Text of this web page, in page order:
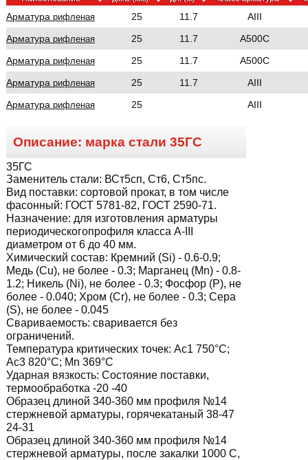
Арматура рифленая 25 11.7
AIII
Арматура рифленая 25 11.7
A500C
Арматура рифленая 25 11.7
A500C
Арматура рифленая 25 11.7
AIII
Арматура рифленая 25 AIII
Описание: марка стали 35ГС
35ГС
Заменитель стали: ВСт5сп, Ст6, Ст5пс.
Вид поставки: сортовой прокат, в том числе
фасонный: ГОСТ 5781-82, ГОСТ 2590-71.
Назначение: для изготовления арматуры
периодическогопрофиля класса A-III
диаметром от 6 до 40 мм.
Химический состав: Кремний (Si) - 0.6-0.9;
Медь (Cu), не более - 0.3; Марганец (Mn) - 0.8-
1.2; Никель (Ni), не более - 0.3; Фосфор (P), не
более - 0.040; Хром (Cr), не более - 0.3; Сера
(S), не более - 0.045
Свариваемость: сваривается без
ограничений.
Температура критических точек: Ac1 750°С;
Ac3 820°С; Mn 369°С
Ударная вязкость: Состояние поставки,
термообработка -20 -40
Образец длиной 340-360 мм профиля №14
стержневой арматуры, горячекатаный 38-47
24-31
Образец длиной 340-360 мм профиля №14
стержневой арматуры, после закалки 1000 С,